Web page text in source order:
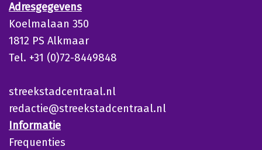
Adresgegevens
Koelmalaan 350
1812 PS Alkmaar
Tel. +31 (0)72-8449848
streekstadcentraal.nl
redactie@streekstadcentraal.nl
Informatie
Frequenties